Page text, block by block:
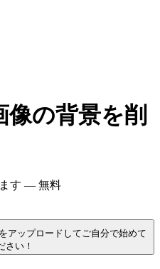
の背景を削
す — 無料
アップロードしてご自分で始めて
さい！